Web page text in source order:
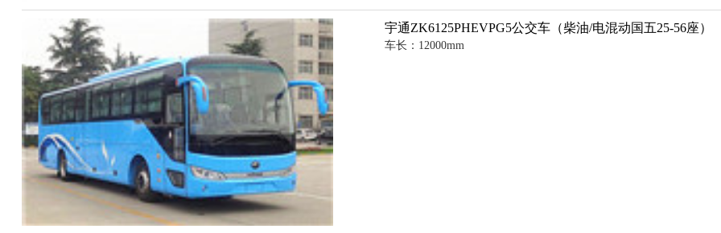
宇通ZK6125PHEVPG5公交车（柴油/电混动国五25-56座）
车长：12000mm